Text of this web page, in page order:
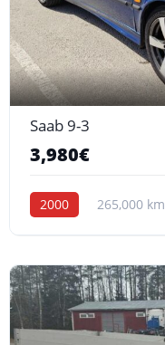
Saab 9-3
3,980€
2000 265,000 km